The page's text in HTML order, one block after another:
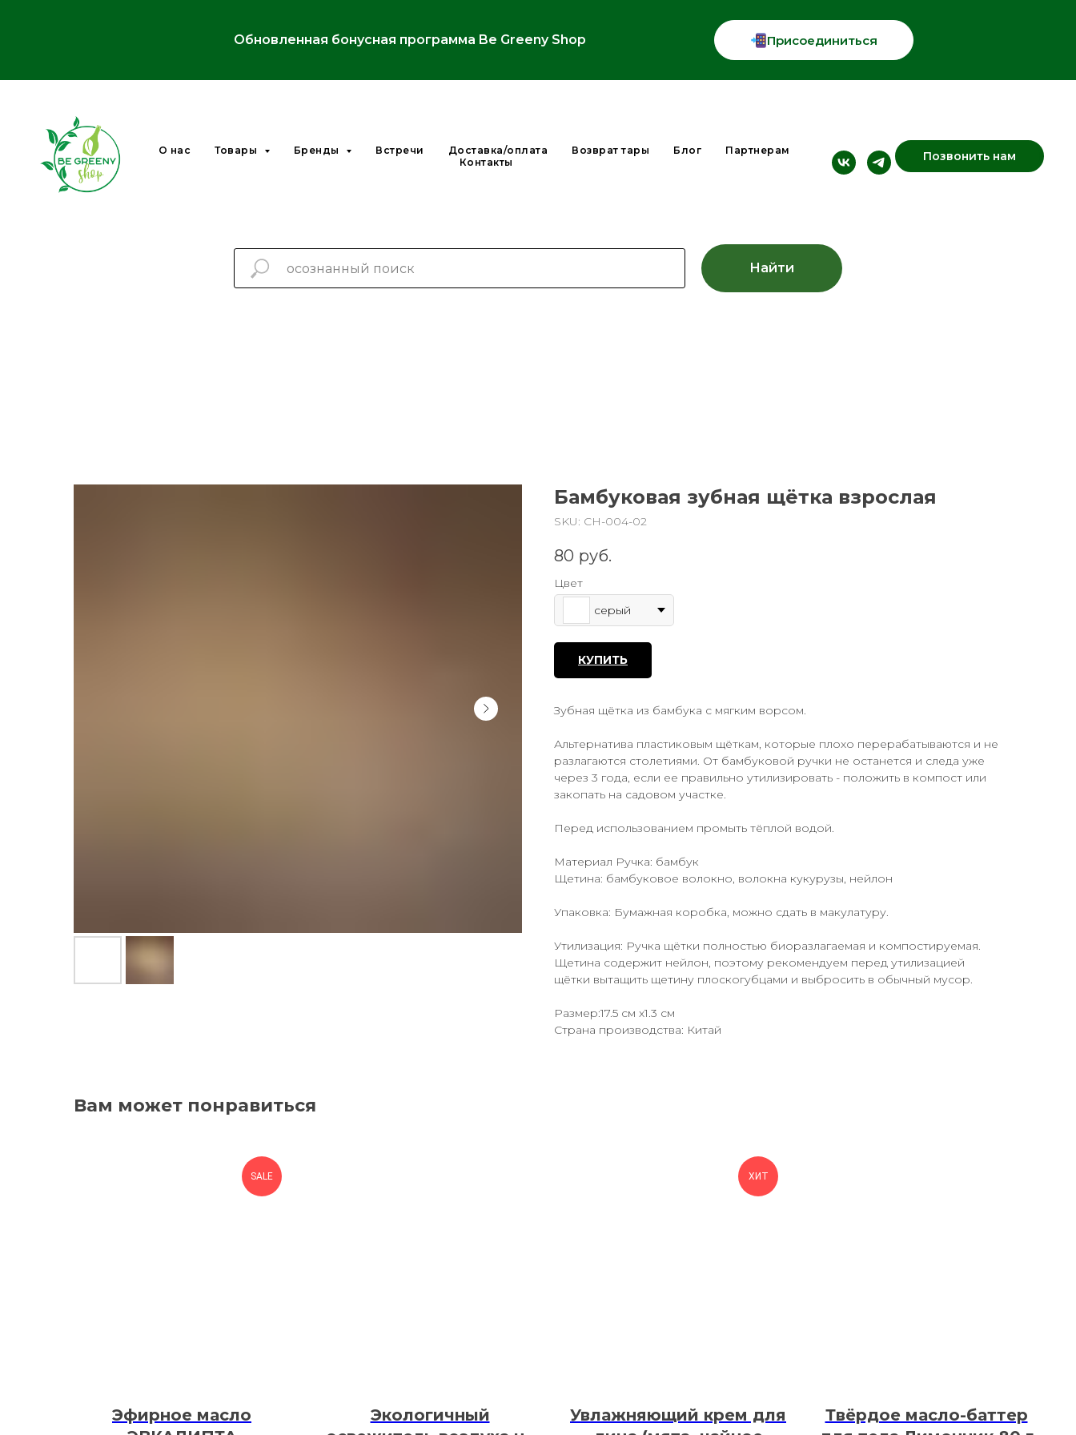
Обновленная бонусная программа Be Greeny Shop Присоединиться
О нас Товары Бренды Встречи Доставка/оплата Возврат тары Блог
Партнерам
Контакты
Позвонить нам
Найти
Бамбуковая зубная щётка взрослая
SKU: CH-004-02
80 руб.
Цвет
серый
КУПИТЬ
Зубная щётка из бамбука с мягким ворсом.
Альтернатива пластиковым щёткам, которые плохо перерабатываются и не
разлагаются столетиями. От бамбуковой ручки не останется и следа уже
через 3 года, если ее правильно утилизировать - положить в компост или
закопать на садовом участке.
Перед использованием промыть тёплой водой.
Материал Ручка: бамбук
Щетина: бамбуковое волокно, волокна кукурузы, нейлон
Упаковка: Бумажная коробка, можно сдать в макулатуру.
Утилизация: Ручка щётки полностью биоразлагаемая и компостируемая.
Щетина содержит нейлон, поэтому рекомендуем перед утилизацией
щётки вытащить щетину плоскогубцами и выбросить в обычный мусор.
Размер:17.5 см х1.3 см
Страна производства: Китай
Вам может понравиться
SALE
Эфирное масло
Экологичный
ХИТ
Увлажняющий крем для
Твёрдое масло-баттер